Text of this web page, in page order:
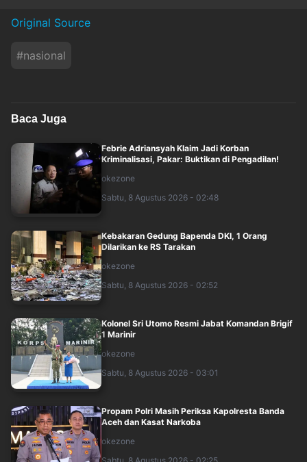
Original Source
#nasional
Baca Juga
Febrie Adriansyah Klaim Jadi Korban
Kriminalisasi, Pakar: Buktikan di Pengadilan!
okezone
Sabtu, 8 Agustus 2026 - 02:48
Kebakaran Gedung Bapenda DKI, 1 Orang
Dilarikan ke RS Tarakan
okezone
Sabtu, 8 Agustus 2026 - 02:52
Kolonel Sri Utomo Resmi Jabat Komandan Brigif
1 Marinir
okezone
Sabtu, 8 Agustus 2026 - 03:01
Propam Polri Masih Periksa Kapolresta Banda
Aceh dan Kasat Narkoba
okezone